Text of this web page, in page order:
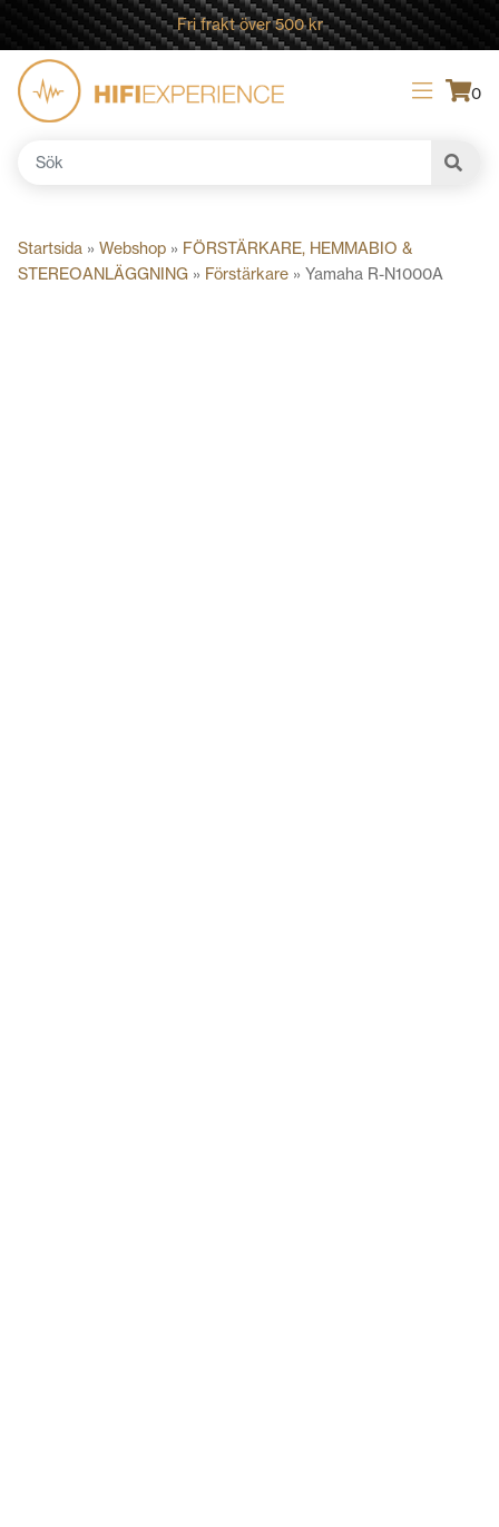
Fri frakt över 500 kr
0
Sök
Startsida » Webshop » FÖRSTÄRKARE, HEMMABIO &
STEREOANLÄGGNING » Förstärkare » Yamaha R-N1000A